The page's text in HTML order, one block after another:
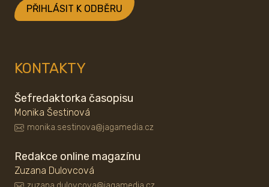
PŘIHLÁSIT K ODBĚRU
KONTAKTY
Šefredaktorka časopisu
Monika Šestinová
monika.sestinova@jagamedia.cz
Redakce online magazínu
Zuzana Dulovcová